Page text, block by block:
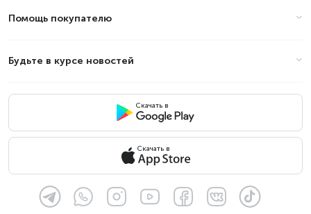
Помощь покупателю
Будьте в курсе новостей
Скачать в
Скачать в